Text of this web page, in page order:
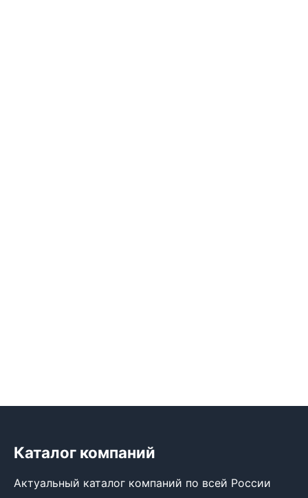
Каталог компаний
Актуальный каталог компаний по всей России